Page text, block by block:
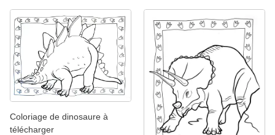
Coloriage de dinosaure à
télécharger